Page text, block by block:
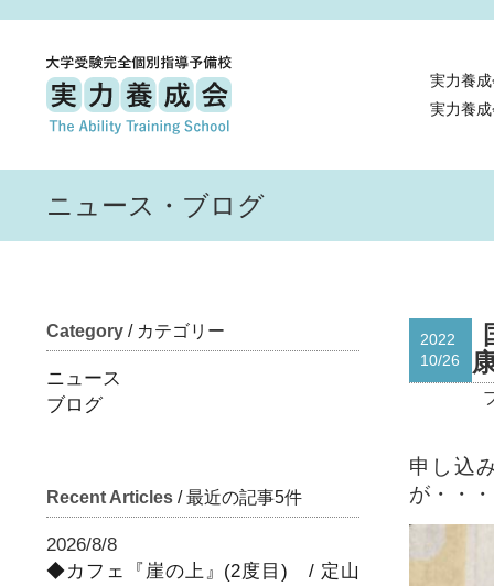
実力養
実力養
ニュース・ブログ
Category / カテゴリー
ニュース
ブログ
Recent Articles / 最近の記事5件
2026/8/8
◆カフェ『崖の上』(2度目) / 定山
2022
10/26
申し込
が・・・